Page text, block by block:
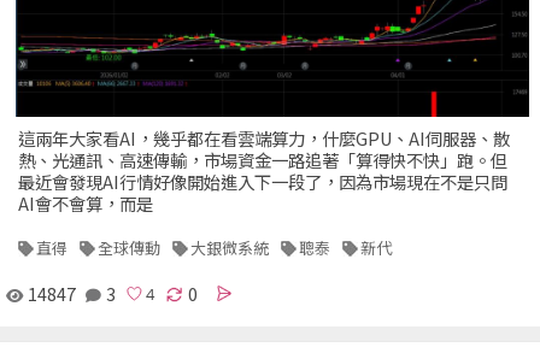
這兩年大家看AI，幾乎都在看雲端算力，什麼GPU、AI伺服器、散
熱、光通訊、高速傳輸，市場資金一路追著「算得快不快」跑。但
最近會發現AI行情好像開始進入下一段了，因為市場現在不是只問
AI會不會算，而是
直得 全球傳動 大銀微系統 聰泰 新代
14847 3 0